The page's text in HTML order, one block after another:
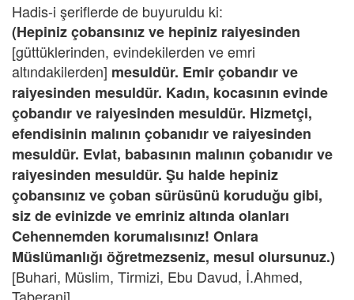
Hadis-i şeriflerde de buyuruldu ki:
(Hepiniz çobansınız ve hepiniz raiyesinden
[güttüklerinden, evindekilerden ve emri
altındakilerden] mesuldür. Emir çobandır ve
raiyesinden mesuldür. Kadın, kocasının evinde
çobandır ve raiyesinden mesuldür. Hizmetçi,
efendisinin malının çobanıdır ve raiyesinden
mesuldür. Evlat, babasının malının çobanıdır ve
raiyesinden mesuldür. Şu halde hepiniz
çobansınız ve çoban sürüsünü koruduğu gibi,
siz de evinizde ve emriniz altında olanları
Cehennemden korumalısınız! Onlara
Müslümanlığı öğretmezseniz, mesul olursunuz.)
[Buhari, Müslim, Tirmizi, Ebu Davud, İ.Ahmed,